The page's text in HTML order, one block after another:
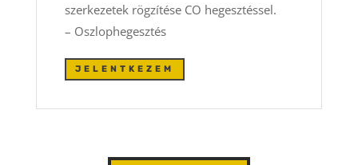
szerkezetek rögzítése CO hegesztéssel.
– Oszlophegesztés
JELENTKEZEM